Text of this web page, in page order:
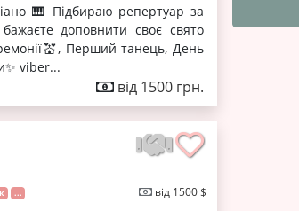
🎹 Підбираю репертуар за
доповнити своє свято
Перший танець, День
viber...
від 1500 грн.
... від 1500 $